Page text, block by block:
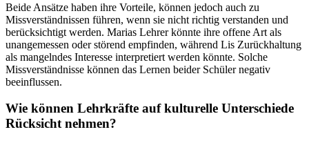
Beide Ansätze haben ihre Vorteile, können jedoch auch zu
Missverständnissen führen, wenn sie nicht richtig verstanden und
berücksichtigt werden. Marias Lehrer könnte ihre offene Art als
unangemessen oder störend empfinden, während Lis Zurückhaltung
als mangelndes Interesse interpretiert werden könnte. Solche
Missverständnisse können das Lernen beider Schüler negativ
beeinflussen.
Wie können Lehrkräfte auf kulturelle Unterschiede
Rücksicht nehmen?